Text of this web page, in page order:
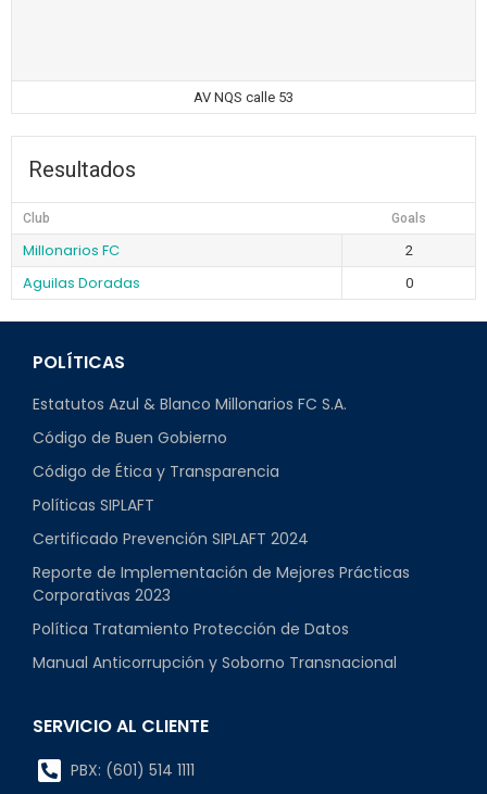
AV NQS calle 53
Resultados
Club Goals
Millonarios FC 2
Aguilas Doradas 0
POLÍTICAS
Estatutos Azul & Blanco Millonarios FC S.A.
Código de Buen Gobierno
Código de Ética y Transparencia
Políticas SIPLAFT
Certificado Prevención SIPLAFT 2024
Reporte de Implementación de Mejores Prácticas
Corporativas 2023
Política Tratamiento Protección de Datos
Manual Anticorrupción y Soborno Transnacional
SERVICIO AL CLIENTE
PBX: (601) 514 1111